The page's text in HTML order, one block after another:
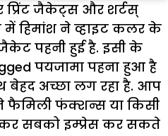
जैकेट्स और शर्टस्
में हिमांश ने व्हाइट कलर के
पहनी हुई है. इसी के
पयजामा पहना हुआ है
अच्छा लग रहा है. आप
फैमिली फंक्शन्स या किसी
सबको इम्प्रेस कर सकते